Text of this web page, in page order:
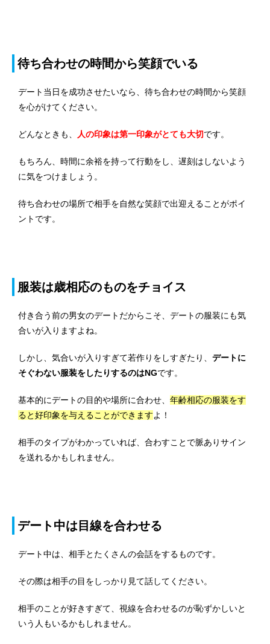
待ち合わせの時間から笑顔でいる
デート当日を成功させたいなら、待ち合わせの時間から笑顔
を心がけてください。
どんなときも、 人の印象は第一印象がとても大切です。
もちろん、時間に余裕を持って行動をし、遅刻はしないよう
に気をつけましょう。
待ち合わせの場所で相手を自然な笑顔で出迎えることがポイ
ントです。
服装は歳相応のものをチョイス
付き合う前の男女のデートだからこそ、デートの服装にも気
合いが入りますよね。
しかし、気合いが入りすぎて若作りをしすぎたり、 デートに
そぐわない服装をしたりするのはNGです。
基本的にデートの目的や場所に合わせ、 年齢相応の服装をす
ると好印象を与えることができますよ！
相手のタイプがわかっていれば、合わすことで脈ありサイン
を送れるかもしれません。
デート中は目線を合わせる
デート中は、相手とたくさんの会話をするものです。
その際は相手の目をしっかり見て話してください。
相手のことが好きすぎて、視線を合わせるのが恥ずかしいと
いう人もいるかもしれません。